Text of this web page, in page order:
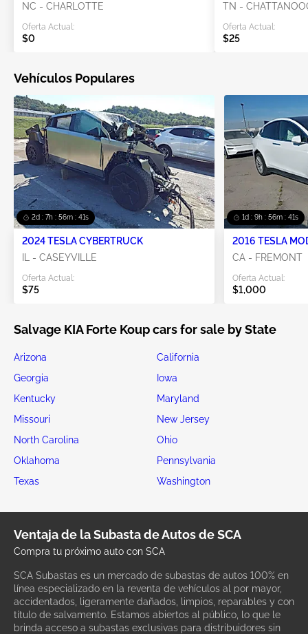
NC - CHARLOTTE
Oferta Actual:
$0
TN -
Oferta Actual:
$25
Vehículos Populares
2d : 7h : 56m : 41s
2024 TESLA CYBERTRUCK
IL - CASEYVILLE
Oferta Actual:
$75
1d : 9h : 56m : 41s
2016 TESLA
CA - FREMONT
Oferta Actual:
$1,000
Salvage KIA Forte Koup cars for sale by State
Arizona
California
Georgia
Iowa
Kentucky
Maryland
Missouri
New Jersey
North Carolina
Ohio
Oklahoma
Pennsylvania
Texas
Washington
Ventaja de la Subasta de Autos de SCA
Compra tu próximo auto con SCA
SCA Subastas es un mercado de subastas de autos 100% en
línea especializado en la reventa de vehículos al por mayor,
accidentados, ligeramente dañados, limpios, reparables y con
título de salvamento. Estamos abiertos al público, lo que le
brinda acceso a subastas exclusivas para distribuidores sin